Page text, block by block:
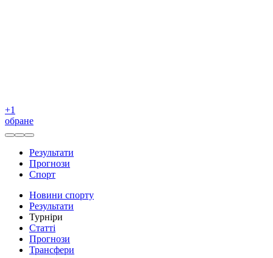
+1
обране
Результати
Прогнози
Спорт
Новини спорту
Результати
Турніри
Статті
Прогнози
Трансфери